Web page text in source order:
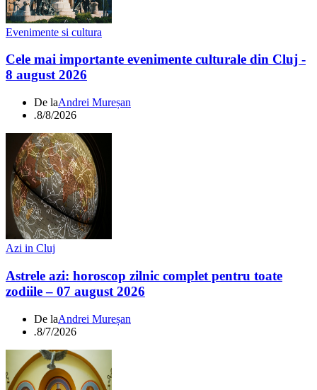
Evenimente si cultura
Cele mai importante evenimente culturale din Cluj -
8 august 2026
De laAndrei Mureșan
.8/8/2026
Azi in Cluj
Astrele azi: horoscop zilnic complet pentru toate
zodiile – 07 august 2026
De laAndrei Mureșan
.8/7/2026